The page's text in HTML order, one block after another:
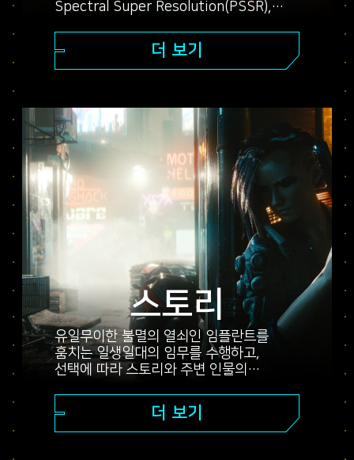
Spectral Super Resolution(PSSR),
등으로 한층 더 개선된 게임을 경험해
보세요. 세 가지 그래픽 모드(성능, 레이
트레이싱, 레이 트레이싱 Pro) 중에 하나를
액션 등 PS5® Pro에서 경험할 수 있는
사이버펑크 2077의 모든 것을 만나
보세요.
더 보기
스토리
유일무이한 불멸의 열쇠인 임플란트를
훔치는 일생일대의 임무를 수행하고,
선택에 따라 스토리와 주변 인물의
오픈 월드에서 여러분의 전설을
만드십시오. 유망한 신예 용병에서부터
전설적인 사이버펑크까지 다양한 의뢰를
더 보기